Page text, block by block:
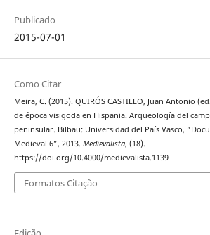
Publicado
2015-07-01
Como Citar
Meira, C. (2015). QUIRÓS CASTILLO, Juan Antonio
de época visigoda en Hispania. Arqueología del
peninsular. Bilbau: Universidad del País Vasco,
Medieval 6”, 2013. Medievalista, (18).
https://doi.org/10.4000/medievalista.1139
Formatos Citação